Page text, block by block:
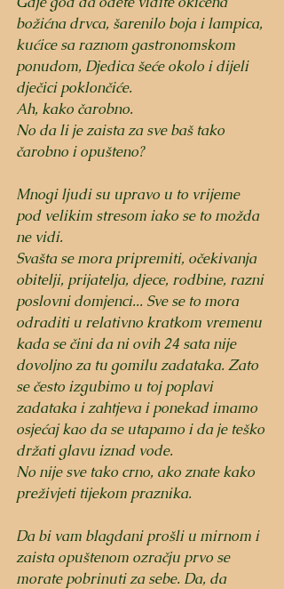
božićna drvca, šarenilo boja i lampica,
kućice sa raznom gastronomskom
ponudom, Djedica šeće okolo i dijeli
dječici poklončiće.
Ah, kako čarobno.
No da li je zaista za sve baš tako
čarobno i opušteno?
Mnogi ljudi su upravo u to vrijeme
pod velikim stresom iako se to možda
ne vidi.
Svašta se mora pripremiti, očekivanja
obitelji, prijatelja, djece, rodbine, razni
poslovni domjenci... Sve se to mora
odraditi u relativno kratkom vremenu
kada se čini da ni ovih 24 sata nije
dovoljno za tu gomilu zadataka. Zato
se često izgubimo u toj poplavi
zadataka i zahtjeva i ponekad imamo
osjećaj kao da se utapamo i da je teško
držati glavu iznad vode.
No nije sve tako crno, ako znate kako
preživjeti tijekom praznika.
Da bi vam blagdani prošli u mirnom i
zaista opuštenom ozračju prvo se
morate pobrinuti za sebe. Da, da